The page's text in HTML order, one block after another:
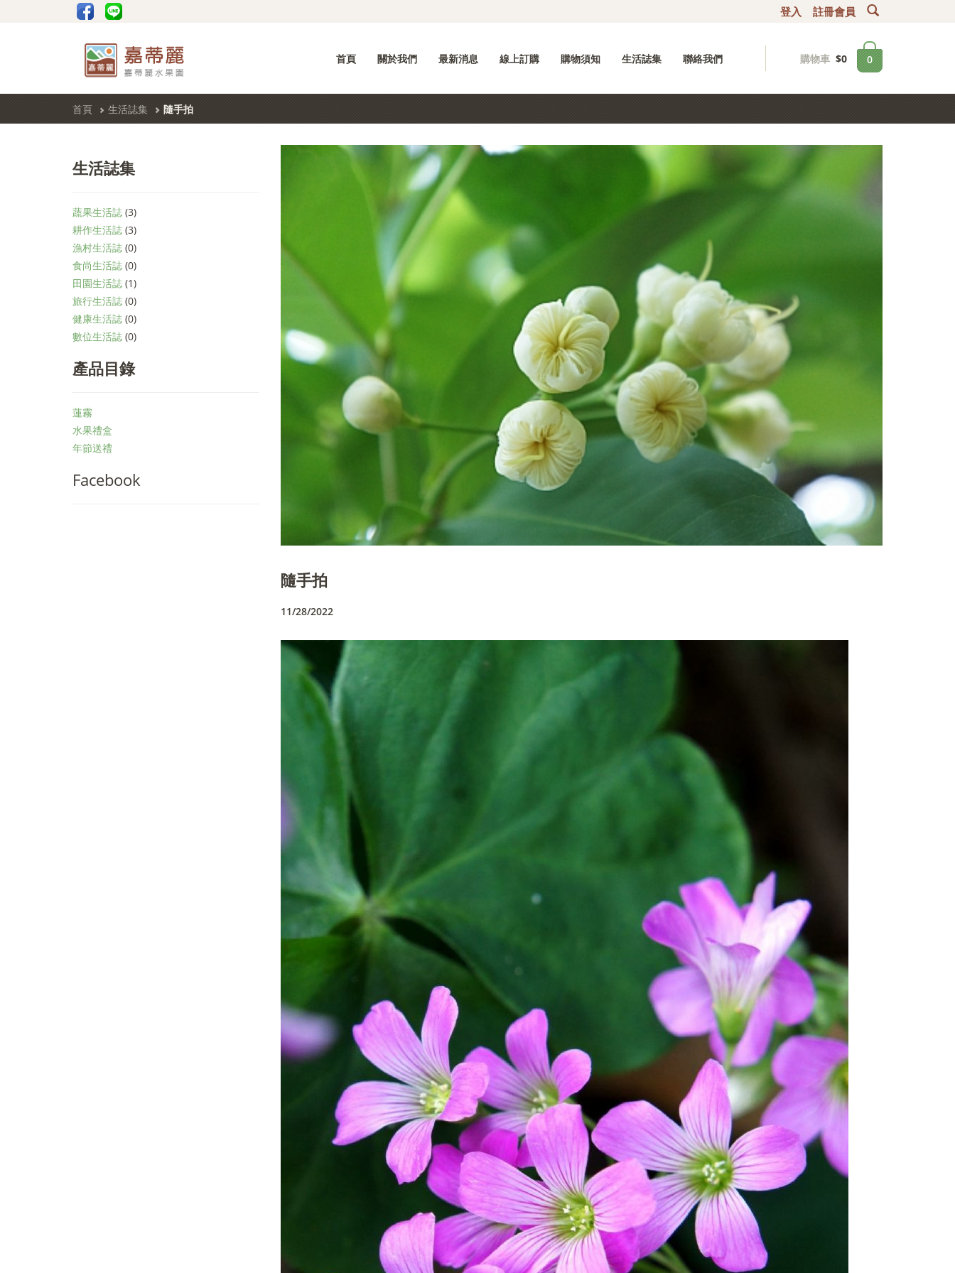
登入 註冊會員
首頁 關於我們 最新消息 線上訂購 購物須知 生活誌集 聯絡我們 購物車 $0 0
首頁 生活誌集 隨手拍
生活誌集
蔬果生活誌 (3)
耕作生活誌 (3)
漁村生活誌 (0)
食尚生活誌 (0)
田園生活誌 (1)
旅行生活誌 (0)
健康生活誌 (0)
數位生活誌 (0)
產品目錄
蓮霧
水果禮盒
年節送禮
Facebook
隨手拍
11/28/2022